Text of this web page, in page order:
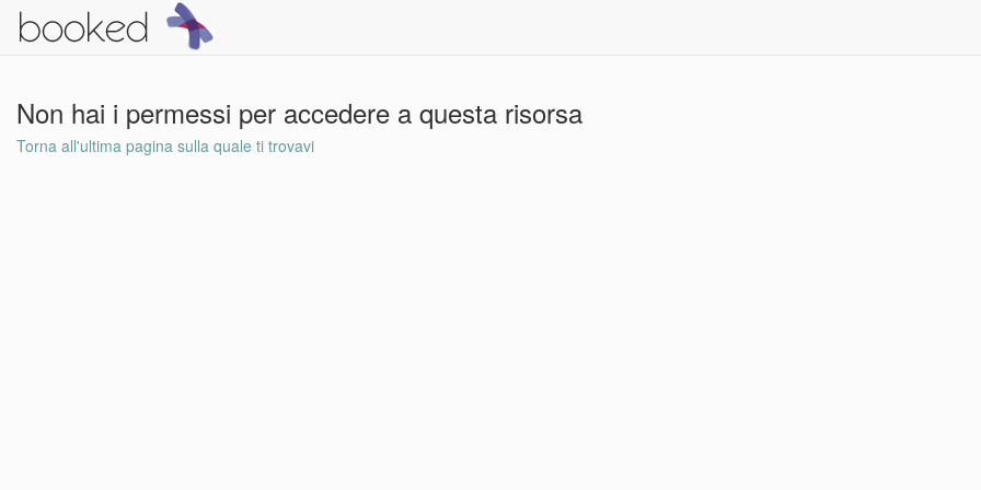
Non hai i permessi per accedere a questa risorsa
Torna all'ultima pagina sulla quale ti trovavi